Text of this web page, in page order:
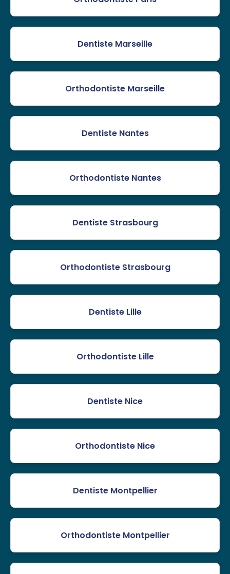
Dentiste Marseille
Orthodontiste Marseille
Dentiste Nantes
Orthodontiste Nantes
Dentiste Strasbourg
Orthodontiste Strasbourg
Dentiste Lille
Orthodontiste Lille
Dentiste Nice
Orthodontiste Nice
Dentiste Montpellier
Orthodontiste Montpellier